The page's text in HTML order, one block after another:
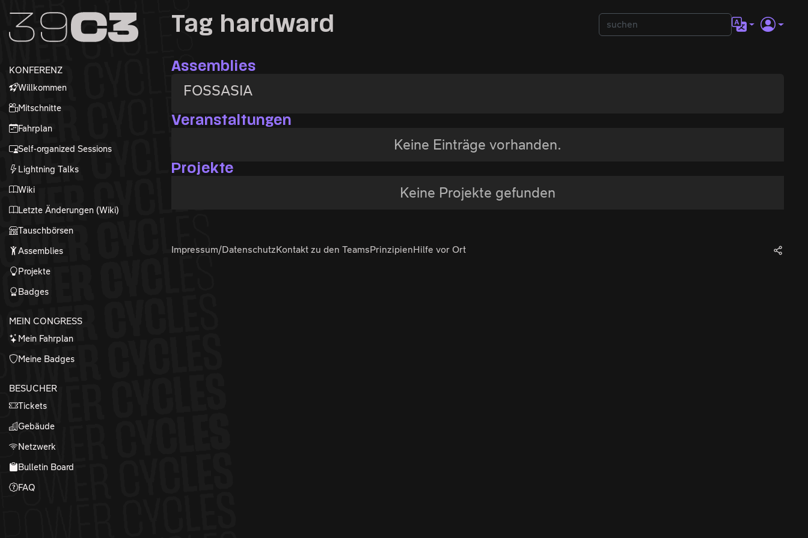
Zum Inhalt
Zum Footer
KONFERENZ
Willkommen
Mitschnitte
Fahrplan
Self-organized Sessions
Lightning Talks
Wiki
Letzte Änderungen (Wiki)
Tauschbörsen
Assemblies
Projekte
Badges
MEIN CONGRESS
Mein Fahrplan
Meine Badges
BESUCHER
Tickets
Gebäude
Netzwerk
Bulletin Board
FAQ
Tag hardward
Assemblies
FOSSASIA
Veranstaltungen
Keine Einträge vorhanden.
Projekte
Keine Projekte gefunden
Impressum/DatenschutzKontakt zu den TeamsPrinzipienHilfe vor Ort